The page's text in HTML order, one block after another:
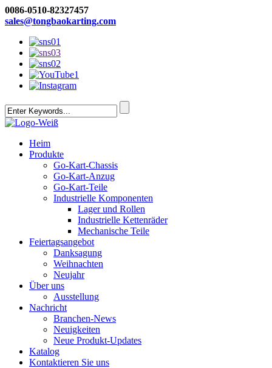
0086-0510-82327457
sales@tongbaokarting.com
Heim
Produkte
Go-Kart-Chassis
Go-Kart-Anzug
Go-Kart-Teile
Industrielle Komponenten
Lager und Rollen
Industrielle Kettenräder
Mechanische Teile
Feiertagsangebot
Danksagung
Weihnachten
Neujahr
Über uns
Ausstellung
Nachricht
Branchen-News
Neuigkeiten
Neue Produkt-Updates
Katalog
Kontaktieren Sie uns